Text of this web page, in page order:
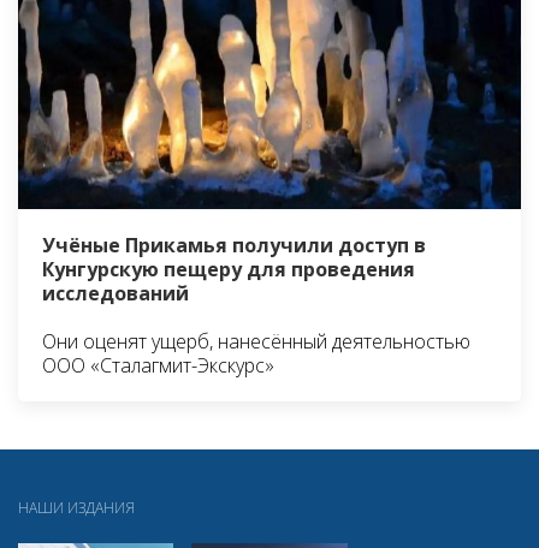
Учёные Прикамья получили доступ в
Кунгурскую пещеру для проведения
исследований
Они оценят ущерб, нанесённый деятельностью
ООО «Сталагмит-Экскурс»
НАШИ ИЗДАНИЯ